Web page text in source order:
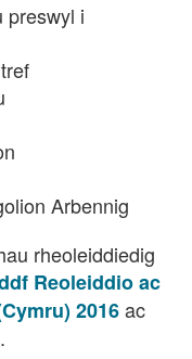
preswyl i
Arbennig
rheoleiddiedig
Reoleiddio ac
2016ac